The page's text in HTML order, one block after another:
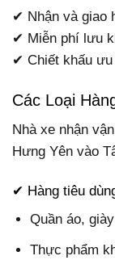
✔ Nhận và giao
✔ Miễn phí lưu
✔ Chiết khấu ưu
Các Loại
Nhà xe nhận
Hưng Yên vào
✔ Hàng tiêu
Quần áo,
Thực phẩm